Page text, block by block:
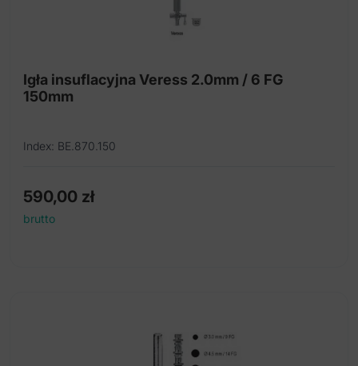
Igła insuflacyjna Veress 2.0mm / 6 FG
150mm
Index: BE.870.150
590,00 zł
brutto